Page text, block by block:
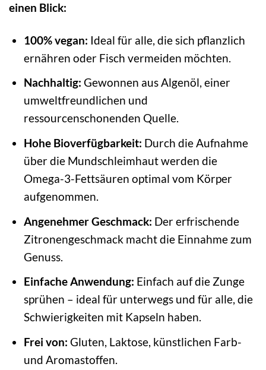
einen Blick:
100% vegan: Ideal für alle, die sich pflanzlich
ernähren oder Fisch vermeiden möchten.
Nachhaltig: Gewonnen aus Algenöl, einer
umweltfreundlichen und
ressourcenschonenden Quelle.
Hohe Bioverfügbarkeit: Durch die Aufnahme
über die Mundschleimhaut werden die
Omega-3-Fettsäuren optimal vom Körper
aufgenommen.
Angenehmer Geschmack: Der erfrischende
Zitronengeschmack macht die Einnahme zum
Genuss.
Einfache Anwendung: Einfach auf die Zunge
sprühen – ideal für unterwegs und für alle, die
Schwierigkeiten mit Kapseln haben.
Frei von: Gluten, Laktose, künstlichen Farb-
und Aromastoffen.